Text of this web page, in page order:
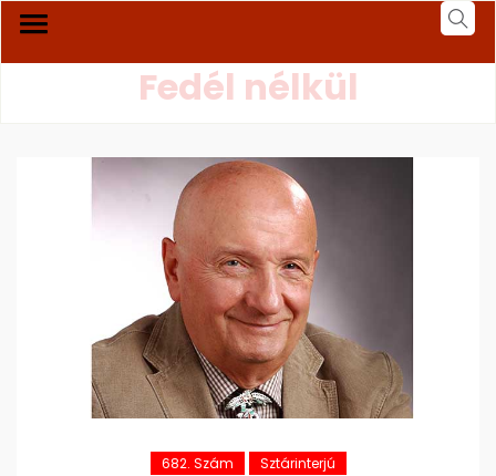
Fedél nélkül
682. Szám Sztárinterjú